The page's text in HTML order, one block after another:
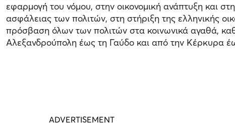
εφαρμογή του νόμου, στην οικονομική ανάπτυξη και
ασφάλειας των πολιτών, στη στήριξη της ελληνικής
πρόσβαση όλων των πολιτών στα κοινωνικά αγαθά,
Αλεξανδρούπολη έως τη Γαύδο και από την Κέρκυρα